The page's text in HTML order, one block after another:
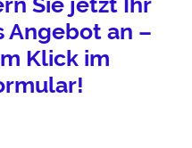
an –
Klick im